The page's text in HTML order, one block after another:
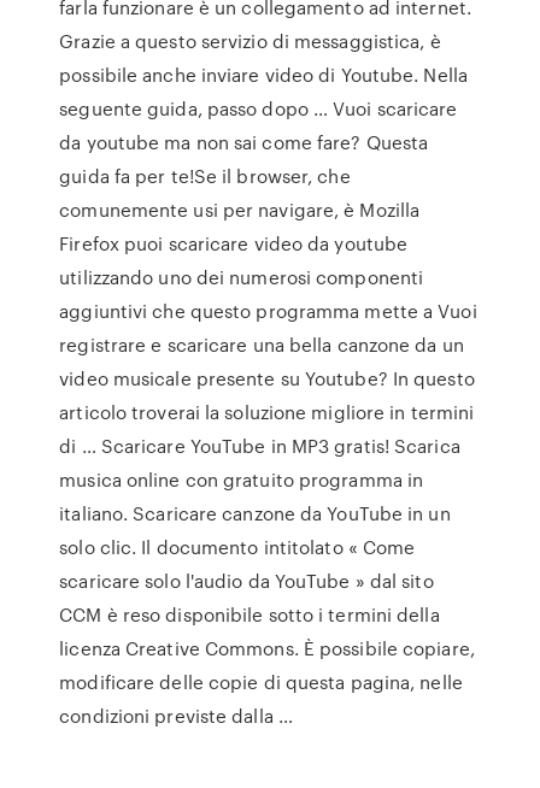
farla funzionare è un collegamento ad internet.
Grazie a questo servizio di messaggistica, è
possibile anche inviare video di Youtube. Nella
seguente guida, passo dopo … Vuoi scaricare
da youtube ma non sai come fare? Questa
guida fa per te!Se il browser, che
comunemente usi per navigare, è Mozilla
Firefox puoi scaricare video da youtube
utilizzando uno dei numerosi componenti
aggiuntivi che questo programma mette a Vuoi
registrare e scaricare una bella canzone da un
video musicale presente su Youtube? In questo
articolo troverai la soluzione migliore in termini
di … Scaricare YouTube in MP3 gratis! Scarica
musica online con gratuito programma in
italiano. Scaricare canzone da YouTube in un
solo clic. Il documento intitolato « Come
scaricare solo l'audio da YouTube » dal sito
CCM è reso disponibile sotto i termini della
licenza Creative Commons. È possibile copiare,
modificare delle copie di questa pagina, nelle
condizioni previste dalla …